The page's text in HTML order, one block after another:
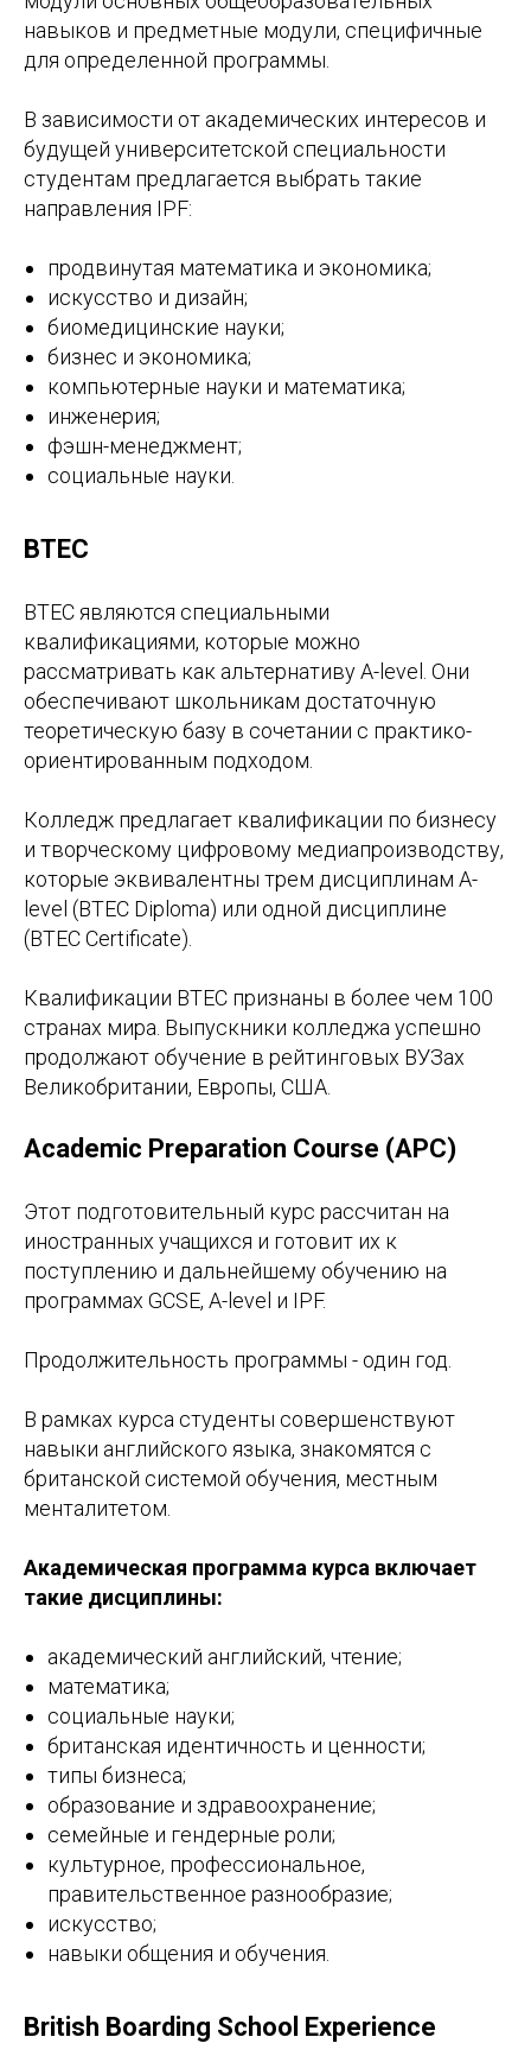
навыков и предметные модули, специфичные
для определенной программы.
В зависимости от академических интересов и
будущей университетской специальности
студентам предлагается выбрать такие
направления IPF:
продвинутая математика и экономика;
искусство и дизайн;
биомедицинские науки;
бизнес и экономика;
компьютерные науки и математика;
инженерия;
фэшн-менеджмент;
социальные науки.
BTEC
BTEC являются специальными
квалификациями, которые можно
рассматривать как альтернативу A-level. Они
обеспечивают школьникам достаточную
теоретическую базу в сочетании с практико-
ориентированным подходом.
Колледж предлагает квалификации по бизнесу
и творческому цифровому медиапроизводству,
которые эквивалентны трем дисциплинам A-
level (BTEC Diploma) или одной дисциплине
(BTEC Certificate).
Квалификации BTEC признаны в более чем 100
странах мира. Выпускники колледжа успешно
продолжают обучение в рейтинговых ВУЗах
Великобритании, Европы, США.
Academic Preparation Course (APC)
Этот подготовительный курс рассчитан на
иностранных учащихся и готовит их к
поступлению и дальнейшему обучению на
программах GCSE, A-level и IPF.
Продолжительность программы - один год.
В рамках курса студенты совершенствуют
навыки английского языка, знакомятся с
британской системой обучения, местным
менталитетом.
Академическая программа курса включает
такие дисциплины:
академический английский, чтение;
математика;
социальные науки;
британская идентичность и ценности;
типы бизнеса;
образование и здравоохранение;
семейные и гендерные роли;
культурное, профессиональное,
правительственное разнообразие;
искусство;
навыки общения и обучения.
British Boarding School Experience